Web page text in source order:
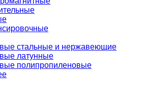
стальные и нержавеющие
латунные
полипропиленовые